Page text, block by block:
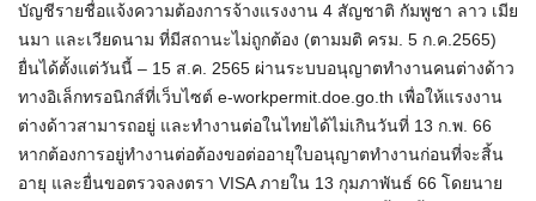
บัญชีรายชื่อแจ้งความต้องการจ้างแรงงาน 4 สัญชาติ กัมพูชา ลาว เมีย
นมา และเวียดนาม ที่มีสถานะไม่ถูกต้อง (ตามมติ ครม. 5 ก.ค.2565)
ยื่นได้ตั้งแต่วันนี้ – 15 ส.ค. 2565 ผ่านระบบอนุญาตทำงานคนต่างด้าว
ทางอิเล็กทรอนิกส์ที่เว็บไซต์ e-workpermit.doe.go.th เพื่อให้แรงงาน
ต่างด้าวสามารถอยู่ และทำงานต่อในไทยได้ไม่เกินวันที่ 13 ก.พ. 66
หากต้องการอยู่ทำงานต่อต้องขอต่ออายุใบอนุญาตทำงานก่อนที่จะสิ้น
อายุ และยื่นขอตรวจลงตรา VISA ภายใน 13 กุมภาพันธ์ 66 โดยนาย